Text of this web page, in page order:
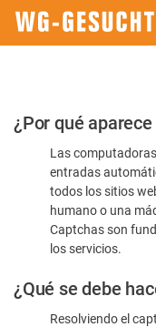
Por
favor,
confirme
humano
¿Por qué
Las
entradas
todos los sitios
humano o una
Captchas son
los servicios.
¿Qué se debe
Resolviendo el